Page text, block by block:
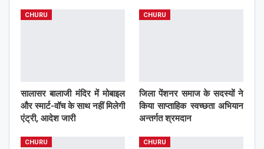
CHURU
सालासर बालाजी मंदिर में मोबाइल
और स्मार्ट-वॉच के साथ नहीं मिलेगी
एंट्री, आदेश जारी
CHURU
जिला पेंशनर समाज के सदस्यों ने
किया साप्ताहिक स्वच्छता अभियान
अन्तर्गत श्रमदान
CHURU CHURU